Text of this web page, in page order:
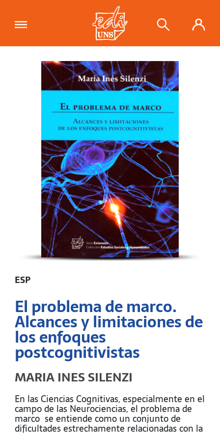
"El problema de marco. Alcances y
limitaciones de los enfoques
postcognitivistas"se ha añadido a tu
carrito.
Ver carrito
ESP
El problema de marco.
Alcances y limitaciones de
los enfoques
postcognitivistas
MARIA INES SILENZI
En las Ciencias Cognitivas, especialmente en el
campo de las Neurociencias, el problema de
marco se entiende como un conjunto de
dificultades estrechamente relacionadas con la